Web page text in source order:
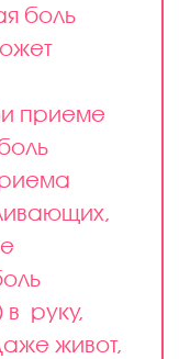
боль
приеме
в руку,
живот,